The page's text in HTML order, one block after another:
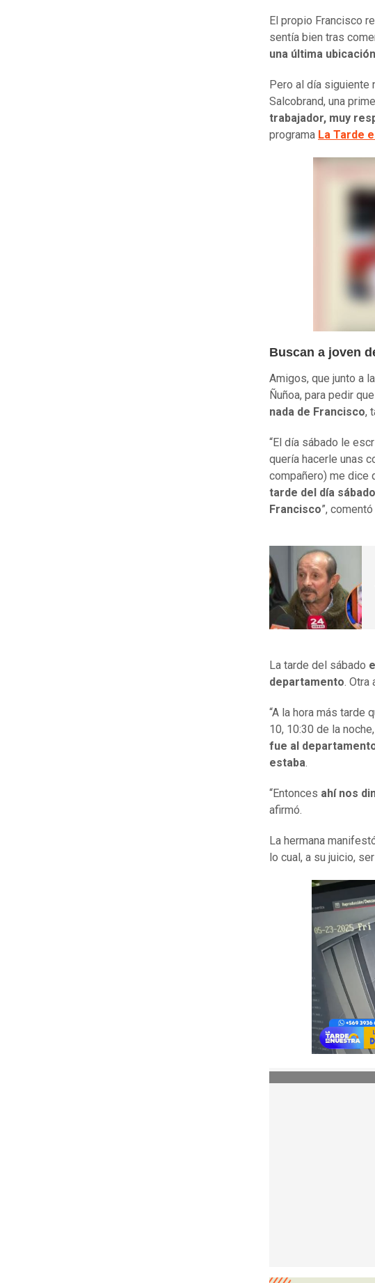
El propio Francisco
sentía bien tras
una última
Pero al día siguiente
Salcobrand, una
trabajador, muy
programa La Tarde
Buscan a joven
Amigos, que junto a
Ñuñoa, para pedir
nada de Francisco,
“El día sábado le
quería hacerle unas
compañero) me dice
tarde del día
Francisco”,
La tarde del sábado
departamento. Otra
“A la hora más tarde
10, 10:30 de la
fue al
estaba.
“Entonces ahí nos
afirmó.
La hermana
lo cual, a su juicio,